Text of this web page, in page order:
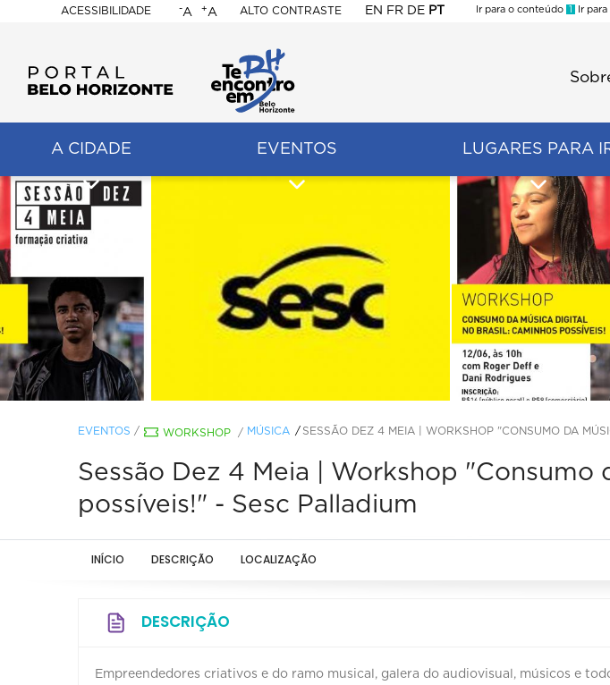
ACESSIBILIDADE
BELO
HORIZONTE
-A +A ALTO CONTRASTE EN FR DE PT
Ir para o conteúdo 1 Ir
A CIDADE EVENTOS LUGARES PARA
EVENTOS / WORKSHOP / MÚSICA SESSÃO DEZ 4 MEIA | WORKSHOP "CONSUMO DA
Sessão Dez 4 Meia | Workshop
possíveis!" - Sesc Palladium
INÍCIO DESCRIÇÃO LOCALIZAÇÃO
DESCRIÇÃO
Empreendedores criativos e do ramo musical, galera do audiovisual, músicos e